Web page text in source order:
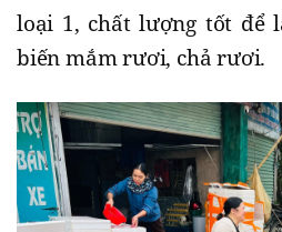
loại 1, chất lượng tốt để
biến mắm rươi, chả rươi.